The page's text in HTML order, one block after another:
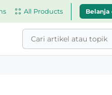
All Products Belanja